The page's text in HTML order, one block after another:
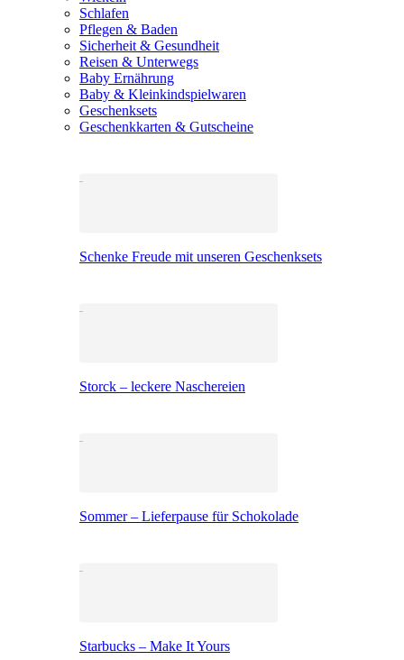
Schlafen
Pflegen & Baden
Sicherheit & Gesundheit
Reisen & Unterwegs
Baby Ernährung
Baby & Kleinkindspielwaren
Geschenksets
Geschenkkarten & Gutscheine
Schenke Freude mit unseren Geschenksets
Storck – leckere Naschereien
Sommer – Lieferpause für Schokolade
Starbucks – Make It Yours